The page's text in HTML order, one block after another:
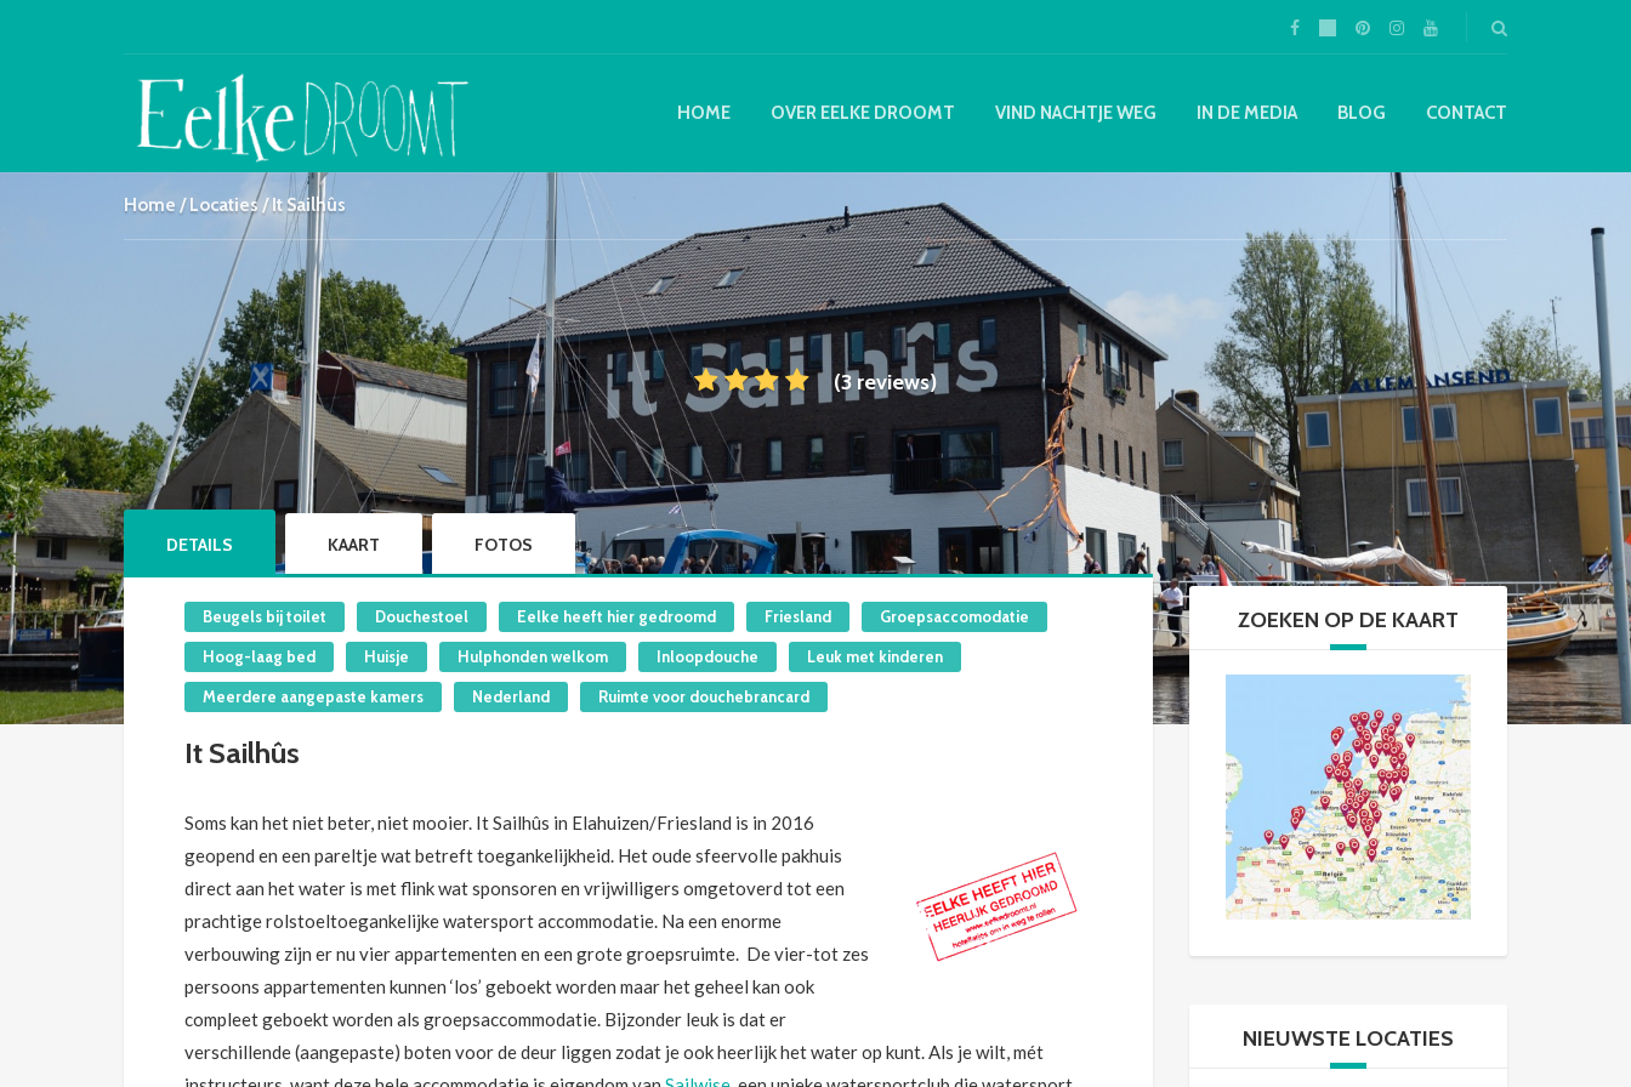
HOME OVER EELKE DROOMT VIND NACHTJE WEG IN DE MEDIA BLOG CONTACT
Home Locaties It Sailhûs
(3 reviews)
DETAILS KAART FOTOS
Beugels bij toilet Douchestoel Eelke heeft hier gedroomd Friesland Groepsaccomodatie
Hoog-laag bed Huisje Hulphonden welkom Inloopdouche Leuk met kinderen
Meerdere aangepaste kamers Nederland Ruimte voor douchebrancard
It Sailhûs
Soms kan het niet beter, niet mooier. It Sailhûs in Elahuizen/Friesland is in 2016
geopend en een pareltje wat betreft toegankelijkheid. Het oude sfeervolle pakhuis
direct aan het water is met flink wat sponsoren en vrijwilligers omgetoverd tot een
prachtige rolstoeltoegankelijke watersport accommodatie. Na een enorme
verbouwing zijn er nu vier appartementen en een grote groepsruimte. De vier-tot zes
persoons appartementen kunnen ‘los’ geboekt worden maar het geheel kan ook
compleet geboekt worden als groepsaccommodatie. Bijzonder leuk is dat er
verschillende (aangepaste) boten voor de deur liggen zodat je ook heerlijk het water op kunt. Als je wilt, mét
ZOEKEN OP DE KAART
NIEUWSTE LOCATIES